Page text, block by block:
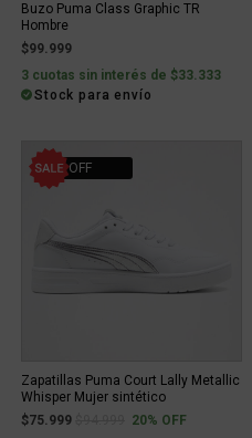
Buzo Puma Class Graphic TR
Hombre
$99.999
3 cuotas sin interés de $33.333
Stock para envío
20% OFF
Zapatillas Puma Court Lally Metallic
Whisper Mujer sintético
$75.999
Price reduced from
to20% OFF